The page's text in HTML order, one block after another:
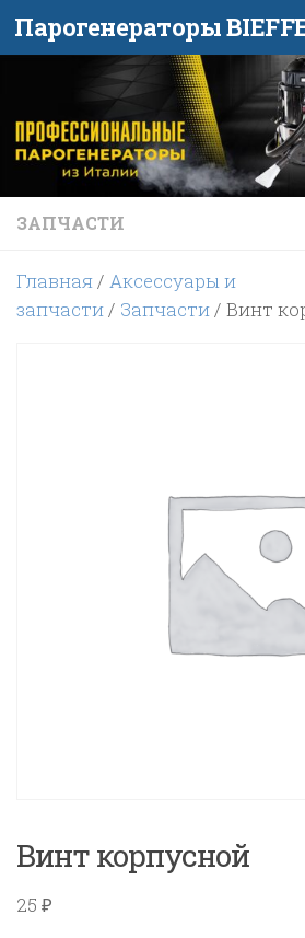
Перейти к содержимому
Парогенераторы
ЗАПЧАСТИ
Главная/ Аксессуары и
запчасти/ Запчасти/ Винт
Винт корпусной
25 ₽